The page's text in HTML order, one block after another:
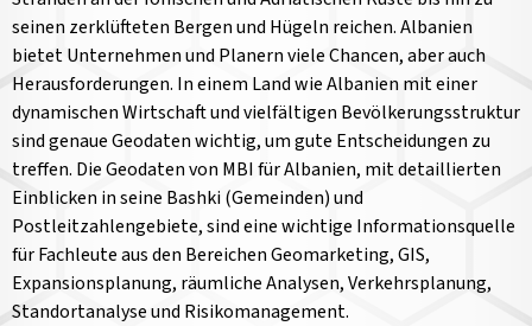
seinen zerklüfteten Bergen und Hügeln reichen. Albanien
bietet Unternehmen und Planern viele Chancen, aber auch
Herausforderungen. In einem Land wie Albanien mit einer
dynamischen Wirtschaft und vielfältigen Bevölkerungsstruktur
sind genaue Geodaten wichtig, um gute Entscheidungen zu
treffen. Die Geodaten von MBI für Albanien, mit detaillierten
Einblicken in seine Bashki (Gemeinden) und
Postleitzahlengebiete, sind eine wichtige Informationsquelle
für Fachleute aus den Bereichen Geomarketing, GIS,
Expansionsplanung, räumliche Analysen, Verkehrsplanung,
Standortanalyse und Risikomanagement.